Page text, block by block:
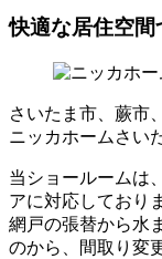
快適な居住空
さいたま市、蕨市
ニッカホームさい
当ショールームは
アに対応しており
網戸の張替から水
のから、間取り変